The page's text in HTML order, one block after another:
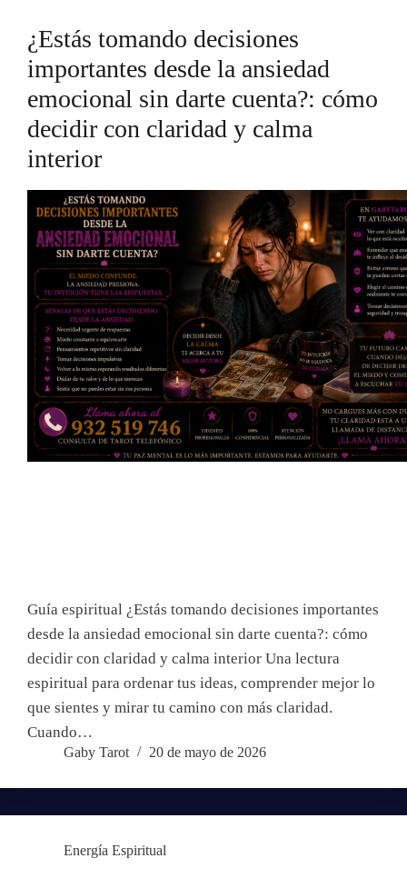
¿Estás tomando decisiones
importantes desde la ansiedad
emocional sin darte cuenta?: cómo
decidir con claridad y calma
interior
Guía espiritual ¿Estás tomando decisiones importantes
desde la ansiedad emocional sin darte cuenta?: cómo
decidir con claridad y calma interior Una lectura
espiritual para ordenar tus ideas, comprender mejor lo
que sientes y mirar tu camino con más claridad.
Cuando…
Gaby Tarot 20 de mayo de 2026
Energía Espiritual